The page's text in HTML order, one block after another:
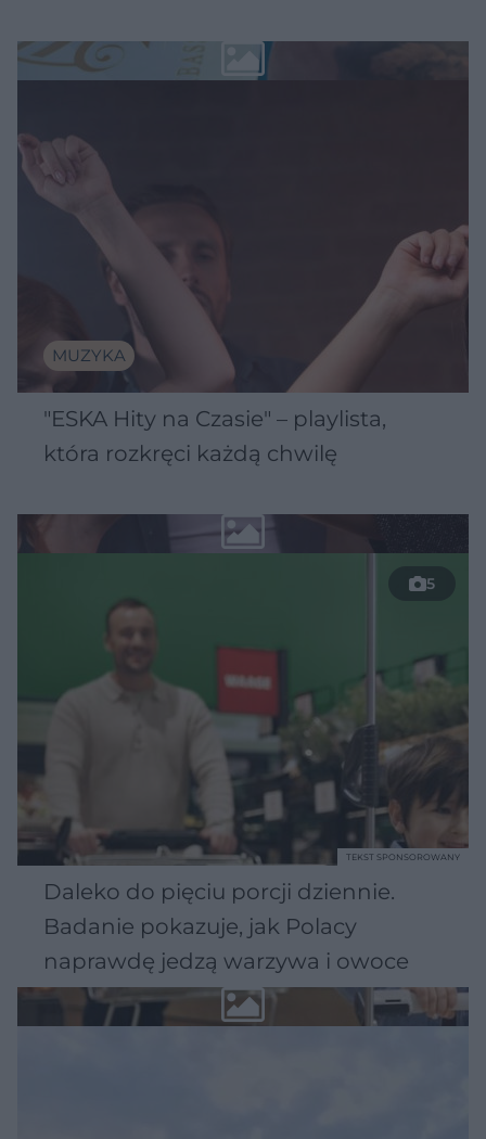
MUZYKA
"ESKA Hity na Czasie" – playlista,
która rozkręci każdą chwilę
5
Daleko do pięciu porcji dziennie.
Badanie pokazuje, jak Polacy
naprawdę jedzą warzywa i owoce
TEKST SPONSOROWANY